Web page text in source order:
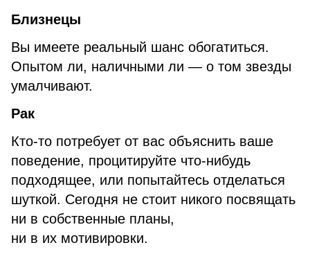
Близнецы
Вы имеете реальный шанс обогатиться.
Опытом ли, наличными ли — о том звезды
умалчивают.
Рак
Кто-то потребует от вас объяснить ваше
поведение, процитируйте что-нибудь
подходящее, или попытайтесь отделаться
шуткой. Сегодня не стоит никого посвящать
ни в собственные планы,
ни в их мотивировки.